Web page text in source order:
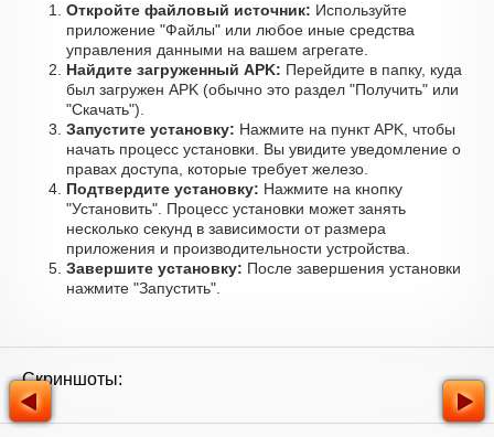
Откройте файловый источник: Используйте
приложение "Файлы" или любое иные средства
управления данными на вашем агрегате.
Найдите загруженный APK: Перейдите в папку, куда
был загружен APK (обычно это раздел "Получить" или
"Скачать").
Запустите установку: Нажмите на пункт APK, чтобы
начать процесс установки. Вы увидите уведомление о
правах доступа, которые требует железо.
Подтвердите установку: Нажмите на кнопку
"Установить". Процесс установки может занять
несколько секунд в зависимости от размера
приложения и производительности устройства.
Завершите установку: После завершения установки
нажмите "Запустить".
Скриншоты: